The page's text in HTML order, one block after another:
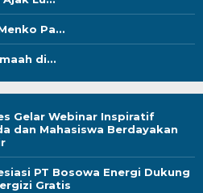
Pa...
di...
Gelar Webinar Inspiratif
dan Mahasiswa Berdayakan
PT Bosowa Energi Dukung
Gratis